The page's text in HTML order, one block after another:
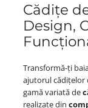
Cădițe
Design,
Transformă-ți
ajutorul cădițelor
gamă variată de
realizate din